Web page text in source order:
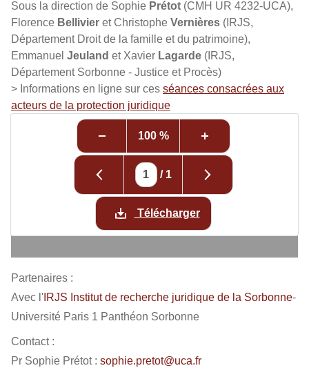
Sous la direction de Sophie Prétot (CMH UR 4232-UCA),
Florence Bellivier et Christophe Vernières (IRJS,
Département Droit de la famille et du patrimoine),
Emmanuel Jeuland et Xavier Lagarde (IRJS,
Département Sorbonne - Justice et Procès)
> Informations en ligne sur ces séances consacrées aux
acteurs de la protection juridique
100 %
/ 1
Télécharger
Partenaires :
Avec l' IRJS Institut de recherche juridique de la Sorbonne-
Université Paris 1 Panthéon Sorbonne
Contact :
Pr Sophie Prétot : sophie.pretot@uca.fr